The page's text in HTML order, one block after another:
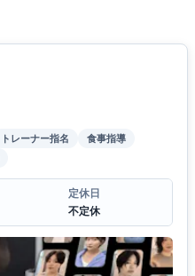
トレーナー指名
食事指導
定休日
不定休